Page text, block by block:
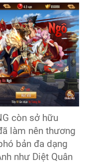
còn sở hữu
làm nên thương
bản đa dạng
như Diệt Quân